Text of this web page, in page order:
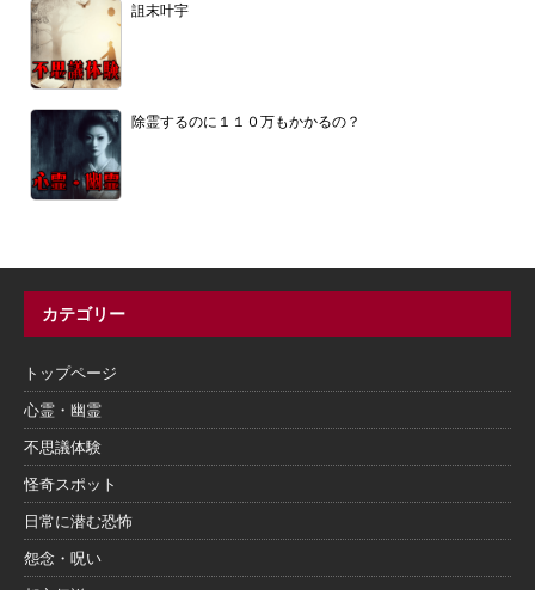
詛末叶宇
除霊するのに１１０万もかかるの？
カテゴリー
トップページ
心霊・幽霊
不思議体験
怪奇スポット
日常に潜む恐怖
怨念・呪い